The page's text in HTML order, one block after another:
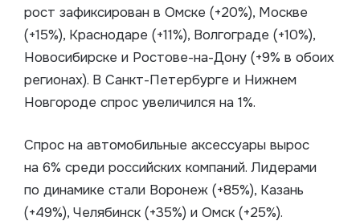
рост зафиксирован в Омске (+20%), Москве
(+15%), Краснодаре (+11%), Волгограде (+10%),
Новосибирске и Ростове-на-Дону (+9% в обоих
регионах). В Санкт-Петербурге и Нижнем
Новгороде спрос увеличился на 1%.
Спрос на автомобильные аксессуары вырос
на 6% среди российских компаний. Лидерами
по динамике стали Воронеж (+85%), Казань
(+49%), Челябинск (+35%) и Омск (+25%).